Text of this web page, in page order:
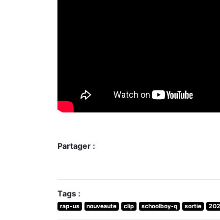
Partager :
Tags :
rap-us nouveaute clip schoolboy-q sortie